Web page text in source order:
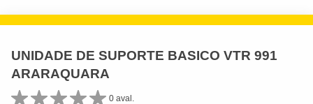
UNIDADE DE SUPORTE BASICO VTR 991
ARARAQUARA
0 aval.